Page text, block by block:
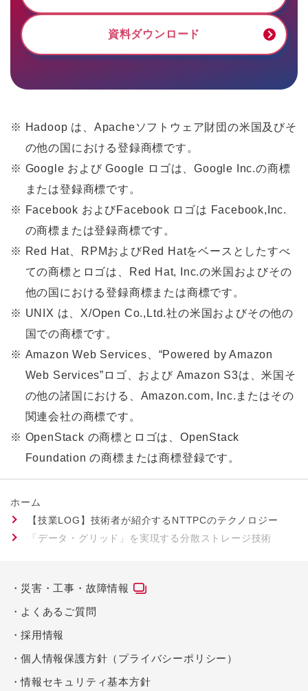
資料ダウンロード
※ Hadoop は、Apacheソフトウェア財団の米国及びそ
の他の国における登録商標です。
※ Google および Google ロゴは、Google Inc.の商標
または登録商標です。
※ Facebook およびFacebook ロゴは Facebook,Inc.
の商標または登録商標です。
※ Red Hat、RPMおよびRed Hatをベースとしたすべ
ての商標とロゴは、Red Hat, Inc.の米国およびその
他の国における登録商標または商標です。
※ UNIX は、X/Open Co.,Ltd.社の米国およびその他の
国での商標です。
※ Amazon Web Services、“Powered by Amazon
Web Services”ロゴ、および Amazon S3は、米国そ
の他の諸国における、Amazon.com, Inc.またはその
関連会社の商標です。
※ OpenStack の商標とロゴは、OpenStack
Foundation の商標または商標登録です。
ホーム
【技業LOG】技術者が紹介するNTTPCのテクノロジー
「データ・グリッド」を実現する分散ストレージ技術
災害・工事・故障情報
よくあるご質問
採用情報
個人情報保護方針（プライバシーポリシー）
情報セキュリティ基本方針